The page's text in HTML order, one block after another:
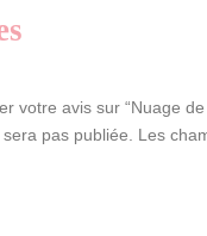
votre avis sur “Nuage
pas publiée.
Les